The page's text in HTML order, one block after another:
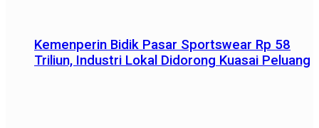
Kemenperin Bidik Pasar Sportswear Rp 58
Triliun, Industri Lokal Didorong Kuasai Peluang